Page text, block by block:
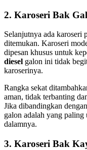
2. Karoseri Bak
Selanjutnya ada karoseri
ditemukan. Karoseri
dipesan khusus untuk
diesel galon ini tidak
karoserinya.
Rangka sekat
aman, tidak terbanting
Jika dibandingkan
galon adalah yang paling
dalamnya.
3. Karoseri Bak